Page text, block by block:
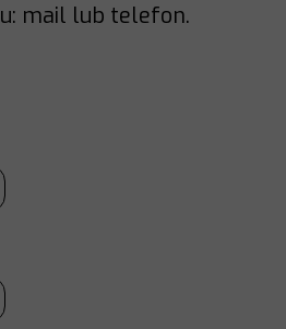
mail lub telefon.